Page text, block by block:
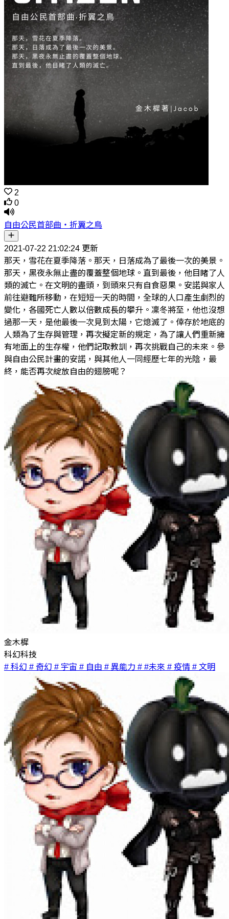
2
0
自由公民首部曲‧折翼之鳥
2021-07-22 21:02:24 更新
那天，雪花在夏季降落。那天，日落成為了最後一次的美景。
那天，黑夜永無止盡的覆蓋整個地球。直到最後，他目睹了人
類的滅亡。在文明的盡頭，到頭來只有自食惡果。安諾與家人
前往避難所移動，在短短一天的時間，全球的人口產生劇烈的
變化，各國死亡人數以倍數成長的攀升。凜冬將至，他也沒想
過那一天，是他最後一次見到太陽，它熄滅了。倖存於地底的
人類為了生存與管理，再次擬定新的規定，為了讓人們重新擁
有地面上的生存權，他們記取教訓，再次挑戰自己的未來。參
與自由公民計畫的安諾，與其他人一同經歷七年的光陰，最
終，能否再次綻放自由的翅膀呢？
金木樨
科幻科技
# 科幻 # 奇幻 # 宇宙 # 自由 # 異能力 # #未來 # 疫情 # 文明